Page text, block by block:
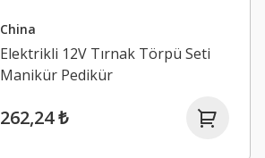
China
Elektrikli 12V Tırnak Törpü Seti
Manikür Pedikür
262,24 ₺